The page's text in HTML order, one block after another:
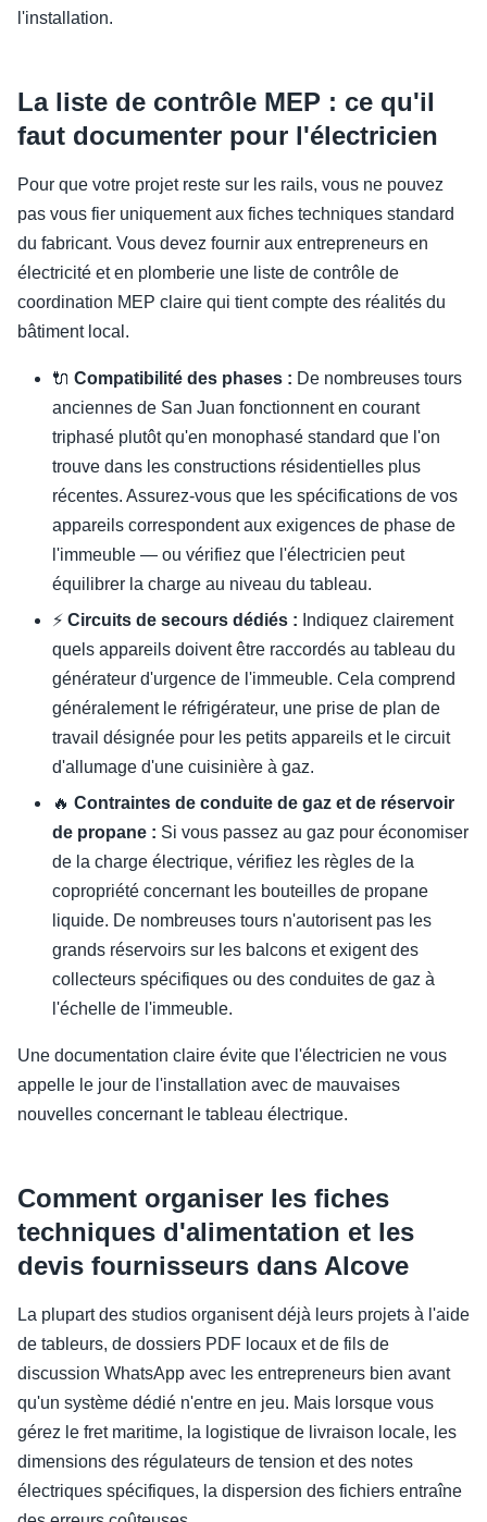
l'installation.
La liste de contrôle MEP : ce qu'il
faut documenter pour l'électricien
Pour que votre projet reste sur les rails, vous ne pouvez
pas vous fier uniquement aux fiches techniques standard
du fabricant. Vous devez fournir aux entrepreneurs en
électricité et en plomberie une liste de contrôle de
coordination MEP claire qui tient compte des réalités du
bâtiment local.
🔌 Compatibilité des phases : De nombreuses tours
anciennes de San Juan fonctionnent en courant
triphasé plutôt qu'en monophasé standard que l'on
trouve dans les constructions résidentielles plus
récentes. Assurez-vous que les spécifications de vos
appareils correspondent aux exigences de phase de
l'immeuble — ou vérifiez que l'électricien peut
équilibrer la charge au niveau du tableau.
⚡ Circuits de secours dédiés : Indiquez clairement
quels appareils doivent être raccordés au tableau du
générateur d'urgence de l'immeuble. Cela comprend
généralement le réfrigérateur, une prise de plan de
travail désignée pour les petits appareils et le circuit
d'allumage d'une cuisinière à gaz.
🔥 Contraintes de conduite de gaz et de réservoir
de propane : Si vous passez au gaz pour économiser
de la charge électrique, vérifiez les règles de la
copropriété concernant les bouteilles de propane
liquide. De nombreuses tours n'autorisent pas les
grands réservoirs sur les balcons et exigent des
collecteurs spécifiques ou des conduites de gaz à
l'échelle de l'immeuble.
Une documentation claire évite que l'électricien ne vous
appelle le jour de l'installation avec de mauvaises
nouvelles concernant le tableau électrique.
Comment organiser les fiches
techniques d'alimentation et les
devis fournisseurs dans Alcove
La plupart des studios organisent déjà leurs projets à l'aide
de tableurs, de dossiers PDF locaux et de fils de
discussion WhatsApp avec les entrepreneurs bien avant
qu'un système dédié n'entre en jeu. Mais lorsque vous
gérez le fret maritime, la logistique de livraison locale, les
dimensions des régulateurs de tension et des notes
électriques spécifiques, la dispersion des fichiers entraîne